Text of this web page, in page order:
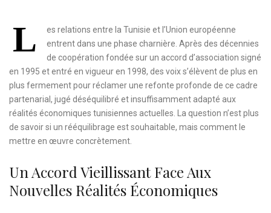
L
es relations entre la Tunisie et l’Union européenne
entrent dans une phase charnière. Après des décennies
de coopération fondée sur un accord d’association signé
en 1995 et entré en vigueur en 1998, des voix s’élèvent de plus en
plus fermement pour réclamer une refonte profonde de ce cadre
partenarial, jugé déséquilibré et insuffisamment adapté aux
réalités économiques tunisiennes actuelles. La question n’est plus
de savoir si un rééquilibrage est souhaitable, mais comment le
mettre en œuvre concrètement.
Un Accord Vieillissant Face Aux
Nouvelles Réalités Économiques